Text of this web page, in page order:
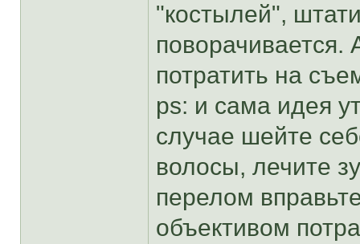
"костылей",
потратить на
ps: и сама идея
случае шейте
волосы, лечите
перелом
объективом